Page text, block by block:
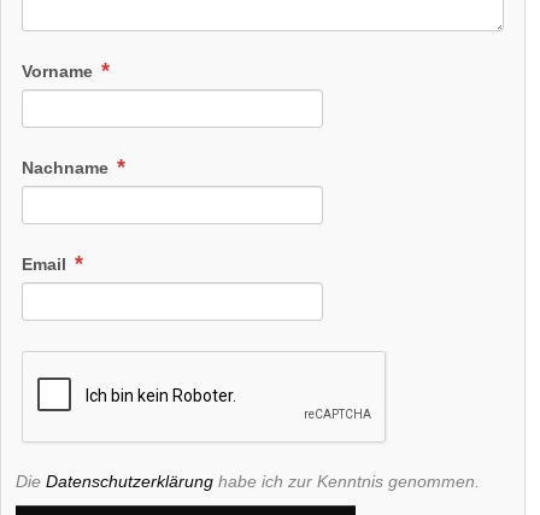
Vorname
Nachname
Email
Die Datenschutzerklärung habe ich zur Kenntnis genommen.